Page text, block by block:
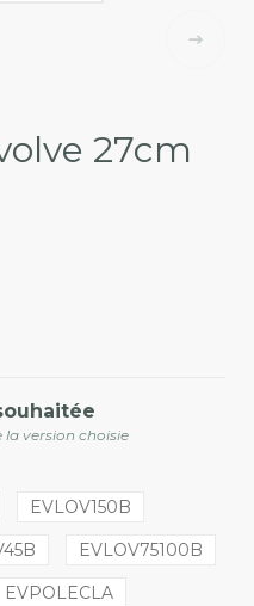
27cm
la version choisie
EVLOV150B
EVLOV75100B
EVPOLECLA